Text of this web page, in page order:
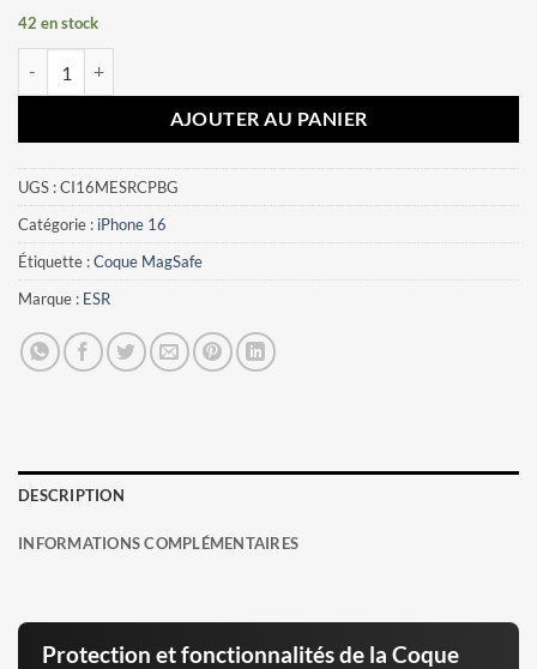
42 en stock
AJOUTER AU PANIER
UGS :CI16MESRCPBG
Catégorie : iPhone 16
Étiquette :Coque MagSafe
Marque : ESR
DESCRIPTION
INFORMATIONS COMPLÉMENTAIRES
Protection et fonctionnalités de la Coque